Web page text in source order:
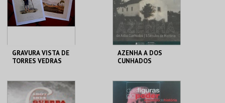
COMPRAR COMPRAR
GRAVURA VISTA DE
TORRES VEDRAS
VEDRAS
AZENHA A DOS
CUNHADOS
VEDRAS